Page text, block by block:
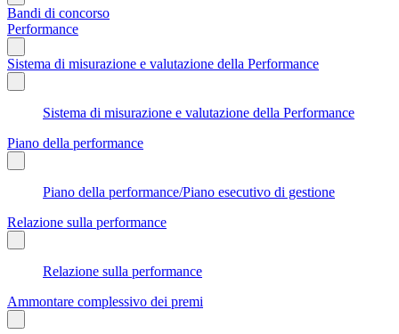
Bandi di concorso
Performance
Sistema di misurazione e valutazione della Performance
Sistema di misurazione e valutazione della Performance
Piano della performance
Piano della performance/Piano esecutivo di gestione
Relazione sulla performance
Relazione sulla performance
Ammontare complessivo dei premi